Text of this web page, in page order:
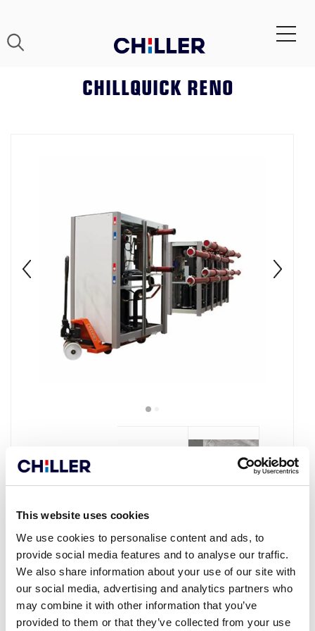
This website uses cookies
We use cookies to personalise content and ads, to
provide social media features and to analyse our traffic.
We also share information about your use of our site with
our social media, advertising and analytics partners who
may combine it with other information that you’ve
provided to them or that they’ve collected from your use
CHILLQUICK RENO
TEHNILISED ANDMED